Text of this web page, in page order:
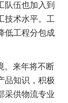
队伍也加入到
技术水平。工
低工程分包成
。来年将不断
品知识，积极
采供物流专业